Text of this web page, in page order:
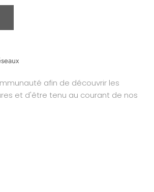
afin de découvrir les
et d'être tenu au courant de nos